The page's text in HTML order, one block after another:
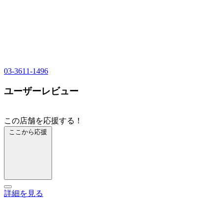
03-3611-1496
ユーザーレビュー
この店舗を応援する！
ここから応援
詳細を見る